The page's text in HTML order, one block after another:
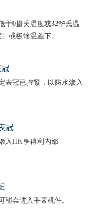
于0摄氏温度或32华氏温
或极端温差下。
表冠已拧紧，以防水渗入
冠
入HK亨得利内部
能会进入手表机件。